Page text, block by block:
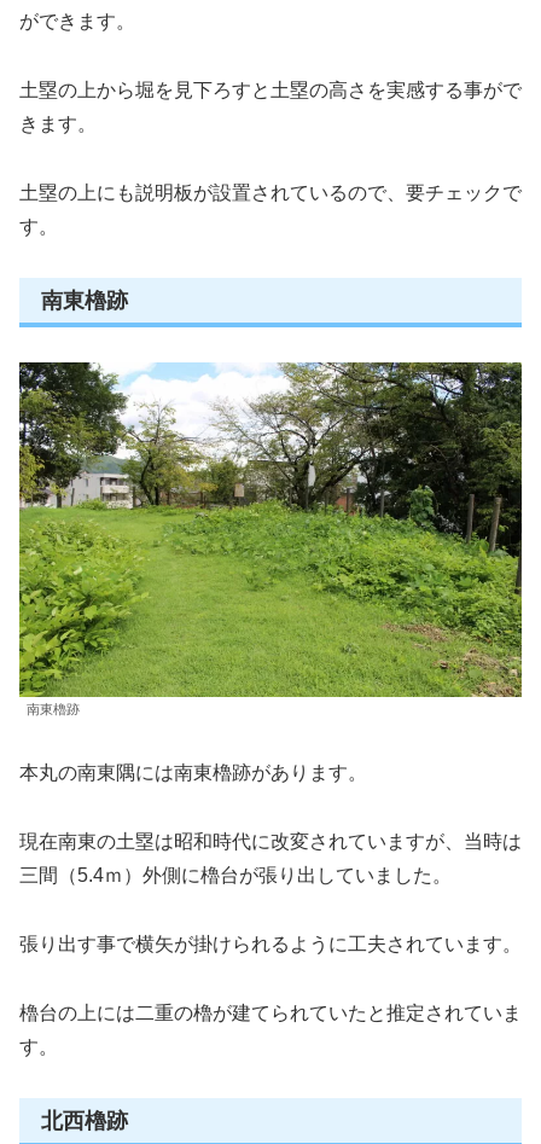
ができます。
土塁の上から堀を見下ろすと土塁の高さを実感する事がで
きます。
土塁の上にも説明板が設置されているので、要チェックで
す。
南東櫓跡
南東櫓跡
本丸の南東隅には南東櫓跡があります。
現在南東の土塁は昭和時代に改変されていますが、当時は
三間（5.4ｍ）外側に櫓台が張り出していました。
張り出す事で横矢が掛けられるように工夫されています。
櫓台の上には二重の櫓が建てられていたと推定されていま
す。
北西櫓跡